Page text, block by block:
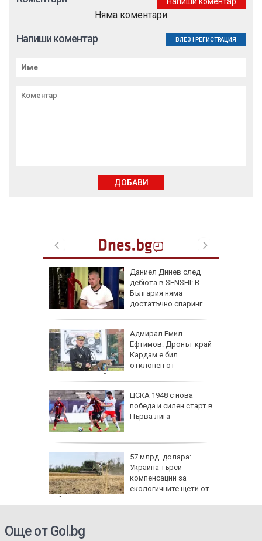
Даниел Динев след
дебюта в SENSHI: В
България няма
достатъчно спаринг
Адмирал Емил
Ефтимов: Дронът край
Кардам е бил
отклонен от
електронна война
ЦСКА 1948 с нова
победа и силен старт в
Първа лига
57 млрд. долара:
Украйна търси
компенсации за
екологичните щети от
войната
Няма коментари
Напиши коментар ВЛЕЗ РЕГИСТРАЦИЯ
ДОБАВИ
Още от Gol.bg